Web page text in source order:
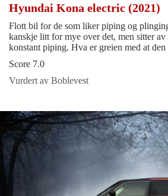
Hyundai Kona electric (2021)
Flott bil for de som liker piping og
kanskje litt for mye over det, men sitter
konstant piping. Hva er greien med at
Score 7.0
Vurdert av Boblevest